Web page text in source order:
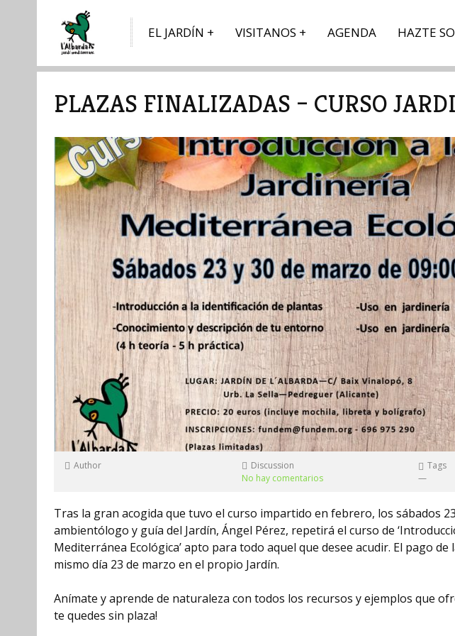
EL JARDÍN VISITANOS AGENDA HAZTE
PLAZAS FINALIZADAS – CURSO
Author
Discussion
No hay comentarios
Tags
—
Tras la gran acogida que tuvo el curso impartido en febrero, los sábados
ambientólogo y guía del Jardín, Ángel Pérez, repetirá el curso de
Mediterránea Ecológica’ apto para todo aquel que desee acudir. El pago
mismo día 23 de marzo en el propio Jardín.
Anímate y aprende de naturaleza con todos los recursos y ejemplos que
te quedes sin plaza!